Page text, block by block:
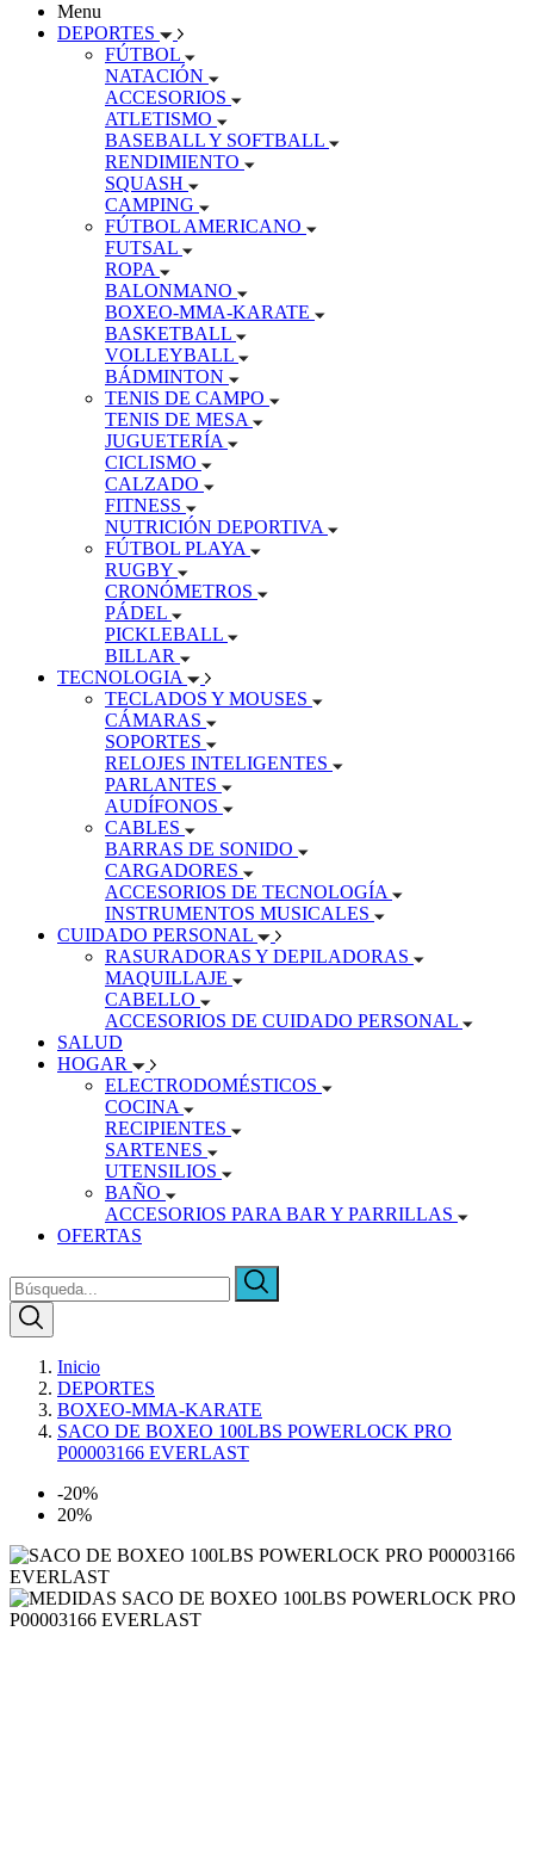
Menu
DEPORTES
FÚTBOL
NATACIÓN
ACCESORIOS
ATLETISMO
BASEBALL Y SOFTBALL
RENDIMIENTO
SQUASH
CAMPING
FÚTBOL AMERICANO
FUTSAL
ROPA
BALONMANO
BOXEO-MMA-KARATE
BASKETBALL
VOLLEYBALL
BÁDMINTON
TENIS DE CAMPO
TENIS DE MESA
JUGUETERÍA
CICLISMO
CALZADO
FITNESS
NUTRICIÓN DEPORTIVA
FÚTBOL PLAYA
RUGBY
CRONÓMETROS
PÁDEL
PICKLEBALL
BILLAR
TECNOLOGIA
TECLADOS Y MOUSES
CÁMARAS
SOPORTES
RELOJES INTELIGENTES
PARLANTES
AUDÍFONOS
CABLES
BARRAS DE SONIDO
CARGADORES
ACCESORIOS DE TECNOLOGÍA
INSTRUMENTOS MUSICALES
CUIDADO PERSONAL
RASURADORAS Y DEPILADORAS
MAQUILLAJE
CABELLO
ACCESORIOS DE CUIDADO PERSONAL
SALUD
HOGAR
ELECTRODOMÉSTICOS
COCINA
RECIPIENTES
SARTENES
UTENSILIOS
BAÑO
ACCESORIOS PARA BAR Y PARRILLAS
OFERTAS
Inicio
DEPORTES
BOXEO-MMA-KARATE
SACO DE BOXEO 100LBS POWERLOCK PRO
P00003166 EVERLAST
-20%
20%